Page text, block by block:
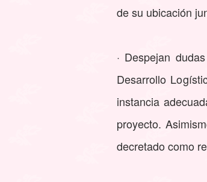
de su ubicación
· Despejan
Desarrollo
instancia
proyecto.
decretado como